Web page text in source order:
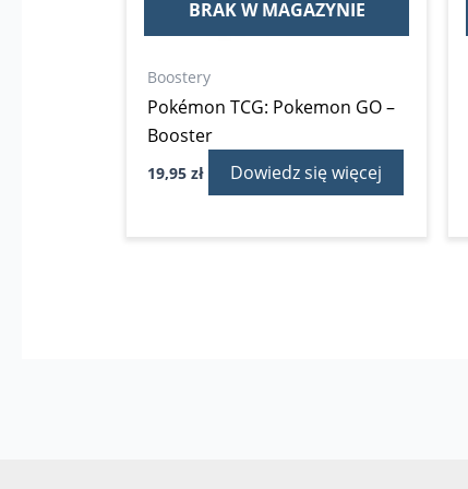
BRAK W MAGAZYNIE
Boostery
Pokémon TCG: Pokemon GO –
Booster
19,95zł Dowiedz się więcej